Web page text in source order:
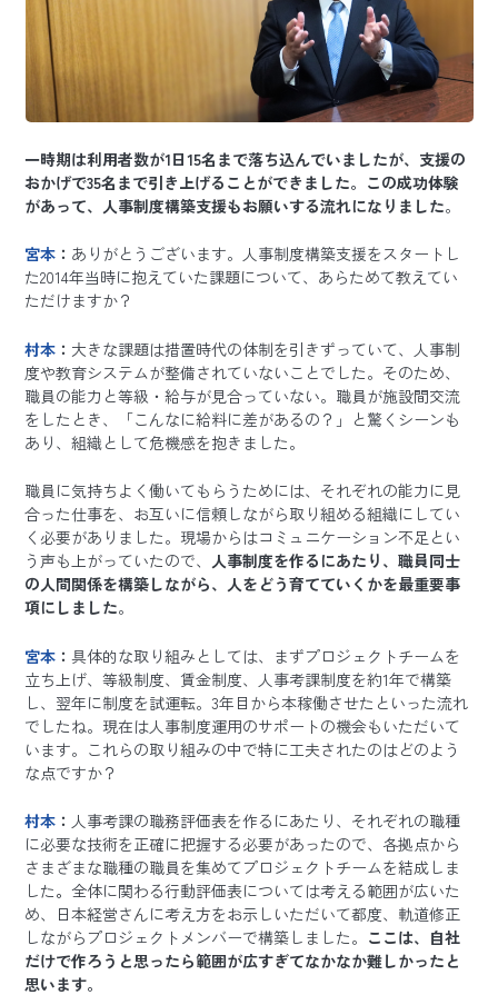
一時期は利用者数が1日15名まで落ち込んでいましたが、支援の
おかげで35名まで引き上げることができました。この成功体験
があって、人事制度構築支援もお願いする流れになりました。
宮本 ： ありがとうございます。人事制度構築支援をスタートし
た2014年当時に抱えていた課題について、あらためて教えてい
ただけますか？
村本 ： 大きな課題は措置時代の体制を引きずっていて、人事制
度や教育システムが整備されていないことでした。そのため、
職員の能力と等級・給与が見合っていない。職員が施設間交流
をしたとき、「こんなに給料に差があるの？」と驚くシーンも
あり、組織として危機感を抱きました。
職員に気持ちよく働いてもらうためには、それぞれの能力に見
合った仕事を、お互いに信頼しながら取り組める組織にしてい
く必要がありました。現場からはコミュニケーション不足とい
う声も上がっていたので、 人事制度を作るにあたり、職員同士
の人間関係を構築しながら、人をどう育てていくかを最重要事
項にしました。
宮本 ：具体的な取り組みとしては、まずプロジェクトチームを
立ち上げ、等級制度、賃金制度、人事考課制度を約1年で構築
し、翌年に制度を試運転。3年目から本稼働させたといった流れ
でしたね。現在は人事制度運用のサポートの機会もいただいて
います。これらの取り組みの中で特に工夫されたのはどのよう
な点ですか？
村本 ： 人事考課の職務評価表を作るにあたり、それぞれの職種
に必要な技術を正確に把握する必要があったので、各拠点から
さまざまな職種の職員を集めてプロジェクトチームを結成しま
した。全体に関わる行動評価表については考える範囲が広いた
め、日本経営さんに考え方をお示しいただいて都度、軌道修正
しながらプロジェクトメンバーで構築しました。 ここは、自社
だけで作ろうと思ったら範囲が広すぎてなかなか難しかったと
思います。